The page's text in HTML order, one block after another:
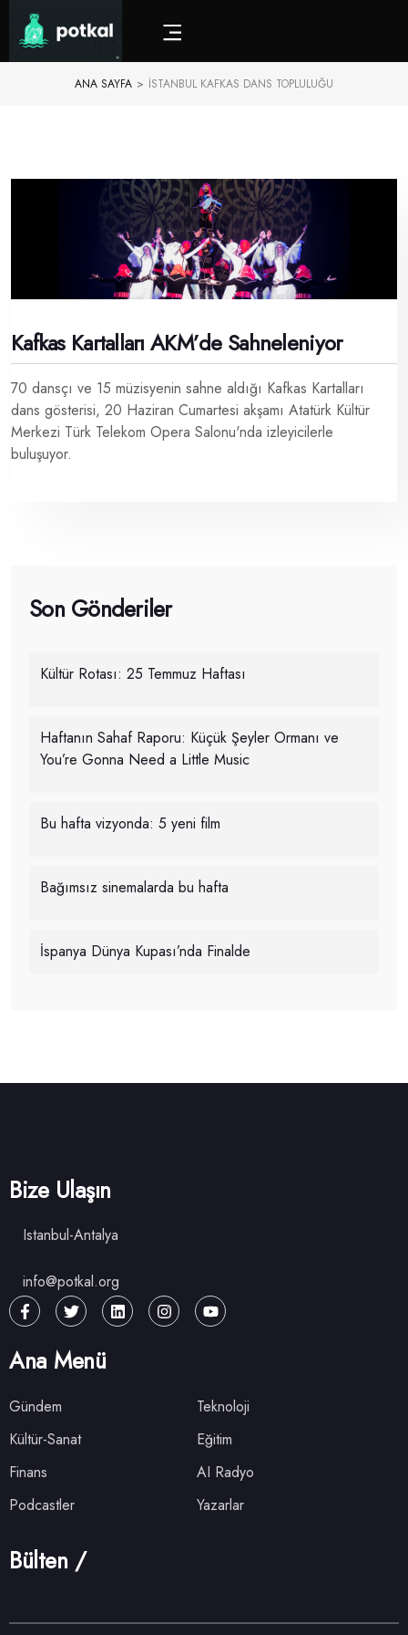
ANA SAYFA > İSTANBUL KAFKAS DANS TOPLULUĞU
Kafkas Kartalları AKM’de Sahneleniyor
70 dansçı ve 15 müzisyenin sahne aldığı Kafkas Kartalları
dans gösterisi, 20 Haziran Cumartesi akşamı Atatürk Kültür
Merkezi Türk Telekom Opera Salonu'nda izleyicilerle
buluşuyor.
Son Gönderiler
Kültür Rotası: 25 Temmuz Haftası
Haftanın Sahaf Raporu: Küçük Şeyler Ormanı ve
You’re Gonna Need a Little Music
Bu hafta vizyonda: 5 yeni film
Bağımsız sinemalarda bu hafta
İspanya Dünya Kupası’nda Finalde
Bize Ulaşın
Istanbul-Antalya
info@potkal.org
Ana Menü
Gündem
Teknoloji
Kültür-Sanat
Eğitim
Finans
AI Radyo
Podcastler
Yazarlar
Bülten /